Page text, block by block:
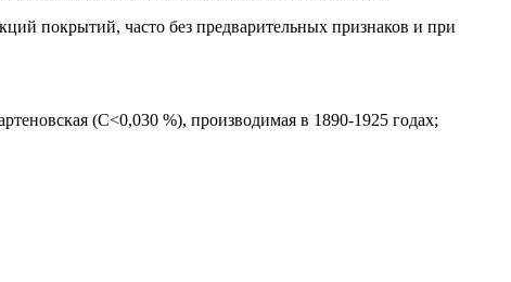
покрытий, часто без предварительных признаков и при
(С<0,030 %), производимая в 1890-1925 годах;